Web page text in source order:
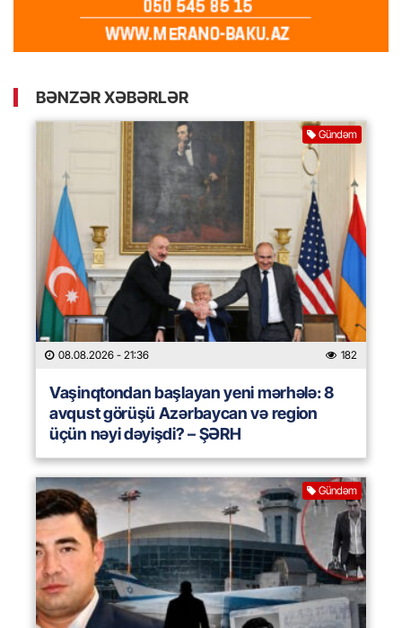
BƏNZƏR XƏBƏRLƏR
Gündəm
08.08.2026 - 21:36 182
Vaşinqtondan başlayan yeni mərhələ: 8
avqust görüşü Azərbaycan və region
üçün nəyi dəyişdi? – ŞƏRH
Gündəm